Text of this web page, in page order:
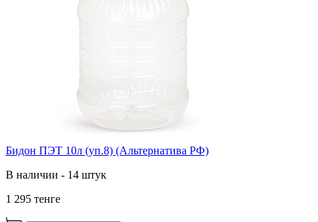
Бидон ПЭТ 10л (уп.8) (Альтернатива РФ)
В наличии - 14 штук
1 295 тенге